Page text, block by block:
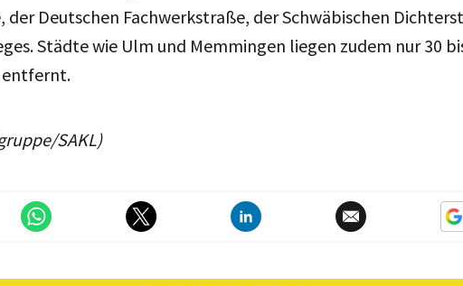
der Deutschen Fachwerkstraße, der Schwäbischen
Städte wie Ulm und Memmingen liegen zudem nur 30
SAKL)